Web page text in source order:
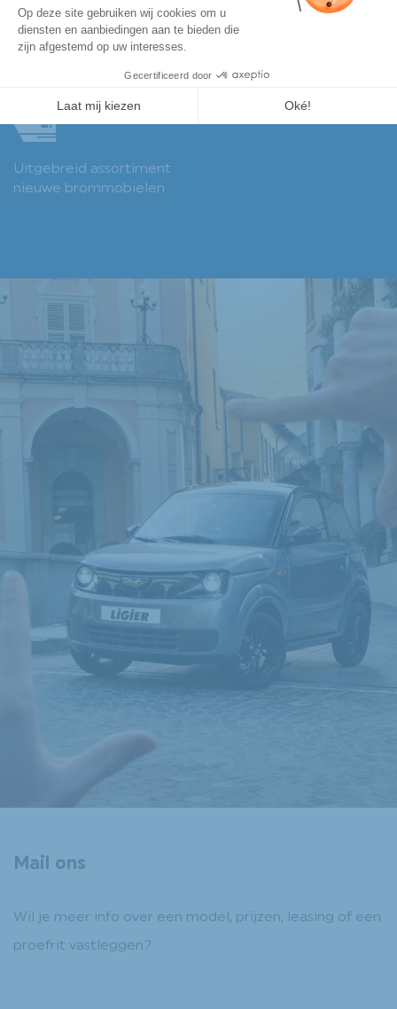
Dé brommobiel dealer
van de regio Utrecht
Persoonlijk advies
Uitgebreid assortiment
nieuwe brommobielen
Mail ons
Wil je meer info over een model, prijzen, leasing of een
proefrit vastleggen?